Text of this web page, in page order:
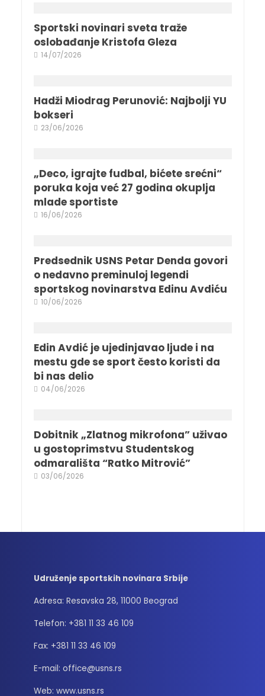
Sportski novinari sveta traže
oslobađanje Kristofa Gleza
14/07/2026
Hadži Miodrag Perunović: Najbolji YU
bokseri
23/06/2026
„Deco, igrajte fudbal, bićete srećni“
poruka koja već 27 godina okuplja
mlade sportiste
16/06/2026
Predsednik USNS Petar Denda govori
o nedavno preminuloj legendi
sportskog novinarstva Edinu Avdiću
10/06/2026
Edin Avdić je ujedinjavao ljude i na
mestu gde se sport često koristi da
bi nas delio
04/06/2026
Dobitnik „Zlatnog mikrofona” uživao
u gostoprimstvu Studentskog
odmarališta “Ratko Mitrović”
03/06/2026
Udruženje sportskih novinara Srbije
Adresa: Resavska 28, 11000 Beograd
Telefon: +381 11 33 46 109
Fax: +381 11 33 46 109
E-mail: office@usns.rs
Web: www.usns.rs